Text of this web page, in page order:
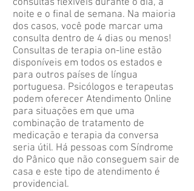
consultas flexíveis durante o dia, a
noite e o final de semana. Na maioria
dos casos, você pode marcar uma
consulta dentro de 4 dias ou menos!
Consultas de terapia on-line estão
disponíveis em todos os estados e
para outros países de língua
portuguesa. Psicólogos e terapeutas
podem oferecer Atendimento Online
para situações em que uma
combinação de tratamento de
medicação e terapia da conversa
seria útil. Há pessoas com Síndrome
do Pânico que não conseguem sair de
casa e este tipo de atendimento é
providencial.